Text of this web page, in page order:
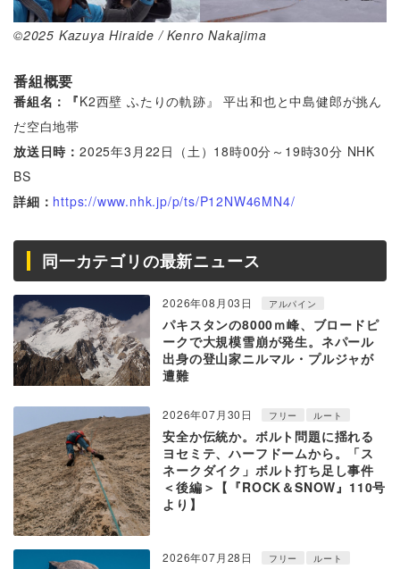
©2025 Kazuya Hiraide / Kenro Nakajima
番組概要
番組名：『K2西壁 ふたりの軌跡』 平出和也と中島健郎が挑ん
だ空白地帯
放送日時： 2025年3月22日（土）18時00分～19時30分 NHK
BS
詳細： https://www.nhk.jp/p/ts/P12NW46MN4/
同一カテゴリの最新ニュース
2026年08月03日 アルパイン
パキスタンの8000ｍ峰、ブロードピ
ークで大規模雪崩が発生。ネパール
出身の登山家ニルマル・プルジャが
遭難
2026年07月30日 フリー ルート
安全か伝統か。ボルト問題に揺れる
ヨセミテ、ハーフドームから。「ス
ネークダイク」ボルト打ち足し事件
＜後編＞【『ROCK＆SNOW』110号
より】
2026年07月28日 フリー ルート